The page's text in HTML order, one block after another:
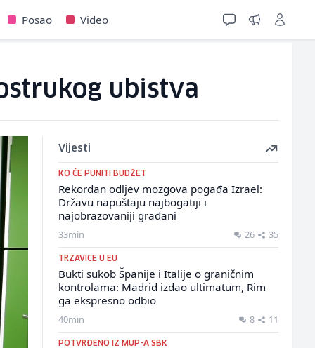
Posao Video
ubistva
Vijesti
KO ĆE PUNITI BUDŽET
Rekordan odljev mozgova pogađa Izrael:
Državu napuštaju najbogatiji i
najobrazovaniji građani
33min 26 35
TRZAVICE U EU
Bukti sukob Španije i Italije o graničnim
kontrolama: Madrid izdao ultimatum, Rim
ga ekspresno odbio
40min 8 11
POTVRĐENO IZ MUP-A SBK